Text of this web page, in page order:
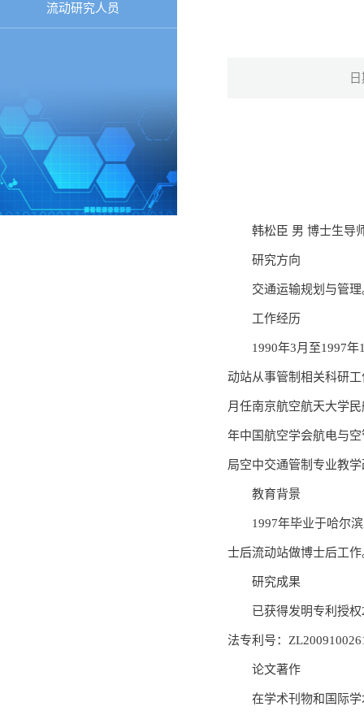
流动研究人员
韩松臣 男 博士生导
研究方向
交通运输规划与管
工作经历
1990年3月至1997
动站从事管制相关科研
月任南京航空航天大学
年中国航空学会航电与
局空中交通管制专业教
教育背景
1997年毕业于哈尔
士后流动站做博士后工作
研究成果
已获得发明专利授
法专利号：
论文著作
在学术刊物和国际